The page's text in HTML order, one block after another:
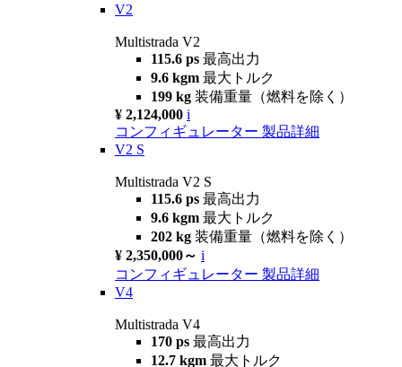
V2
Multistrada V2
115.6 ps 最高出力
9.6 kgm 最大トルク
199 kg 装備重量（燃料を除く）
¥ 2,124,000 i
コンフィギュレーター 製品詳細
V2 S
Multistrada V2 S
115.6 ps 最高出力
9.6 kgm 最大トルク
202 kg 装備重量（燃料を除く）
¥ 2,350,000～ i
コンフィギュレーター 製品詳細
V4
Multistrada V4
170 ps 最高出力
12.7 kgm 最大トルク